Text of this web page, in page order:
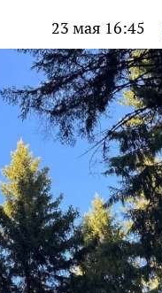
23 мая 16:45